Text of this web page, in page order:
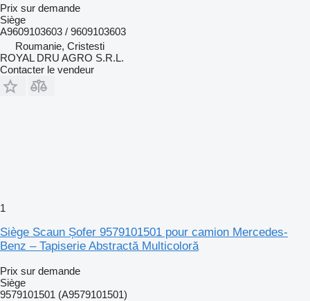
Prix sur demande
Siège
A9609103603 / 9609103603
Roumanie, Cristesti
ROYAL DRU AGRO S.R.L.
Contacter le vendeur
1
Siège Scaun Șofer 9579101501 pour camion Mercedes-
Benz – Tapiserie Abstractă Multicoloră
Prix sur demande
Siège
9579101501 (A9579101501)